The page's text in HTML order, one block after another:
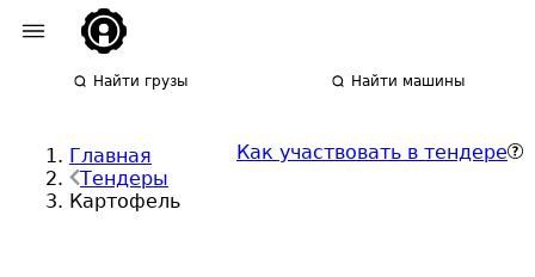
Найти грузы Найти машины
Главная
Тендеры
Картофель
Как участвовать в тендере